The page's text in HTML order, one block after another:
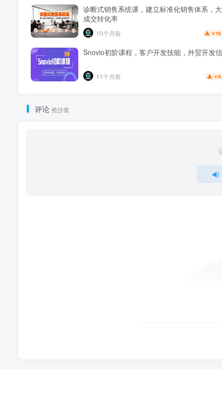
诊断式销售系统课，建立标准化销售体系，
成交转化率
10个月前 ￥
Snovio初阶课程，客户开发技能，外贸开发信
11个月前 ￥
评论 抢沙发